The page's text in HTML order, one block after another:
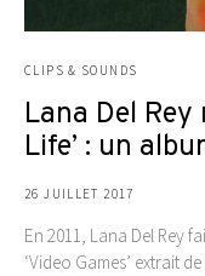
CLIPS & SOUNDS
Lana Del Rey
Life’ : un
26 JUILLET 2017
En 2011, Lana Del Rey
‘Video Games’ extrait